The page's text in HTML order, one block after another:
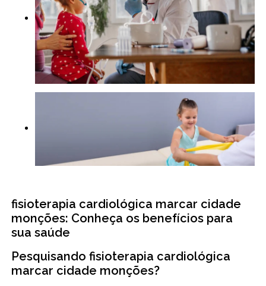
fisioterapia cardiológica marcar cidade
monções: Conheça os benefícios para
sua saúde
Pesquisando fisioterapia cardiológica
marcar cidade monções?